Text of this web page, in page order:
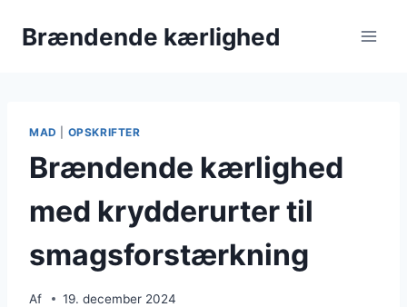
Brændende kærlighed
MAD OPSKRIFTER
Brændende kærlighed
med krydderurter til
smagsforstærkning
Af 19. december 2024